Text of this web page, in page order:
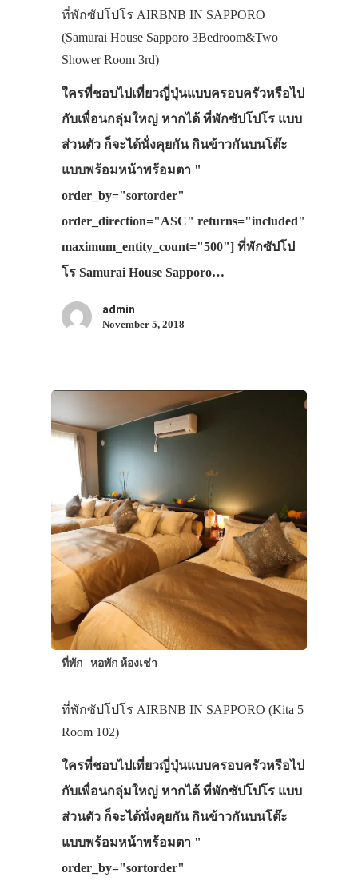
ที่พักซัปโปโร AIRBNB IN SAPPORO
(Samurai House Sapporo 3Bedroom&Two
Shower Room 3rd)
ใครที่ชอบไปเที่ยวญี่ปุ่นแบบครอบครัวหรือไป
กับเพื่อนกลุ่มใหญ่ หากได้ ที่พักซัปโปโร แบบ
ส่วนตัว ก็จะได้นั่งคุยกัน กินข้าวกันบนโต๊ะ
แบบพร้อมหน้าพร้อมตา "
order_by="sortorder"
order_direction="ASC" returns="included"
maximum_entity_count="500"] ที่พักซัปโป
โร Samurai House Sapporo…
admin
November 5, 2018
ที่พัก หอพัก ห้องเช่า
ที่พักซัปโปโร AIRBNB IN SAPPORO (Kita 5
Room 102)
ใครที่ชอบไปเที่ยวญี่ปุ่นแบบครอบครัวหรือไป
กับเพื่อนกลุ่มใหญ่ หากได้ ที่พักซัปโปโร แบบ
ส่วนตัว ก็จะได้นั่งคุยกัน กินข้าวกันบนโต๊ะ
แบบพร้อมหน้าพร้อมตา "
order_by="sortorder"